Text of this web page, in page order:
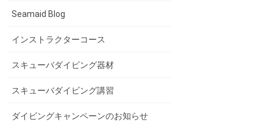
Seamaid Blog
インストラクターコース
スキューバダイビング器材
スキューバダイビング講習
ダイビングキャンペーンのお知らせ